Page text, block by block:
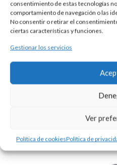
consentimiento de estas tecnologías
comportamiento de navegación o las
No consentir o retirar el
ciertas características y funciones.
Gestionar los servicios
Ver
Política de cookiesPolítica de